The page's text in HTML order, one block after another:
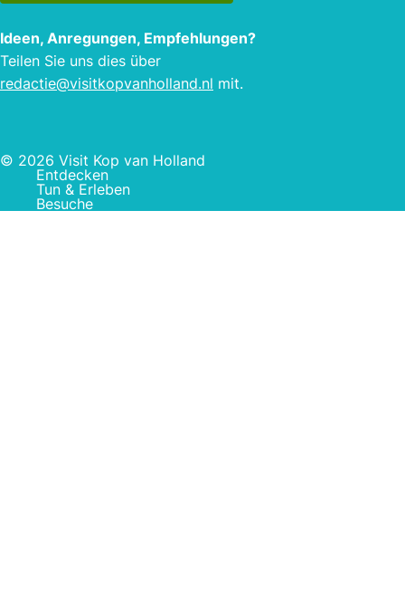
Ideen, Anregungen, Empfehlungen?
Teilen Sie uns dies über
redactie@visitkopvanholland.nl mit.
© 2026 Visit Kop van Holland
Entdecken
Tun & Erleben
Besuche